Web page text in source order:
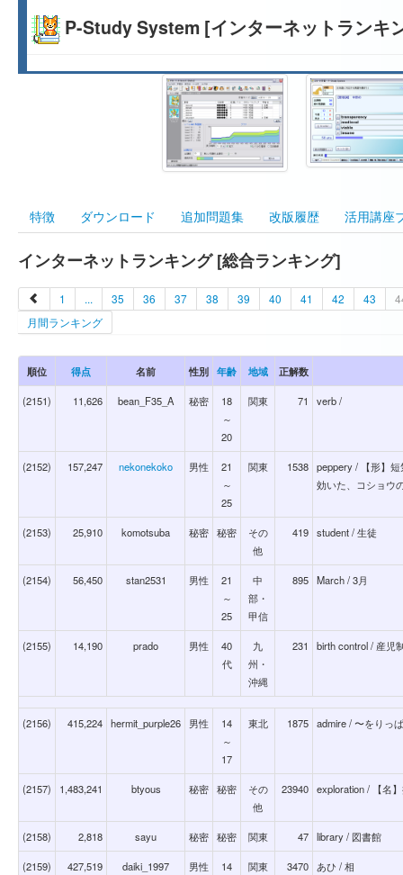
P-Study System [インターネットランキ
特徴 ダウンロード 追加問題集 改版履歴 活用講座
インターネットランキング [総合ランキング]
1 ... 35 36 37 38 39 40 41 42 43
月間ランキング
順位 得点 名前 性別 年齢 地域 正解数
(2151) 11,626 bean_F35_A 秘密
18
～
20
関東 71 verb /
(2152) 157,247 nekonekoko 男性
21
～
25
関東 1538 peppery / 【形】
効いた、コショウ
(2153) 25,910 komotsuba 秘密 秘密
その
他
419 student / 生徒
(2154) 56,450 stan2531 男性
21
～
25
中
部・
甲信
895 March / 3月
(2155) 14,190 prado 男性
40
代
九
州・
沖縄
231 birth control / 産児
(2156) 415,224 hermit_purple26 男性
14
～
17
東北 1875 admire / 〜をりっ
(2157) 1,483,241 btyous 秘密 秘密
その
他
23940 exploration / 【名
(2158) 2,818 sayu 秘密 秘密 関東 47 library / 図書館
(2159) 427,519 daiki_1997 男性
14
関東 3470 あひ / 相